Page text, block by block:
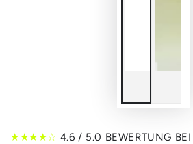
★★★★☆ 4.6 / 5.0 BEWERTUNG